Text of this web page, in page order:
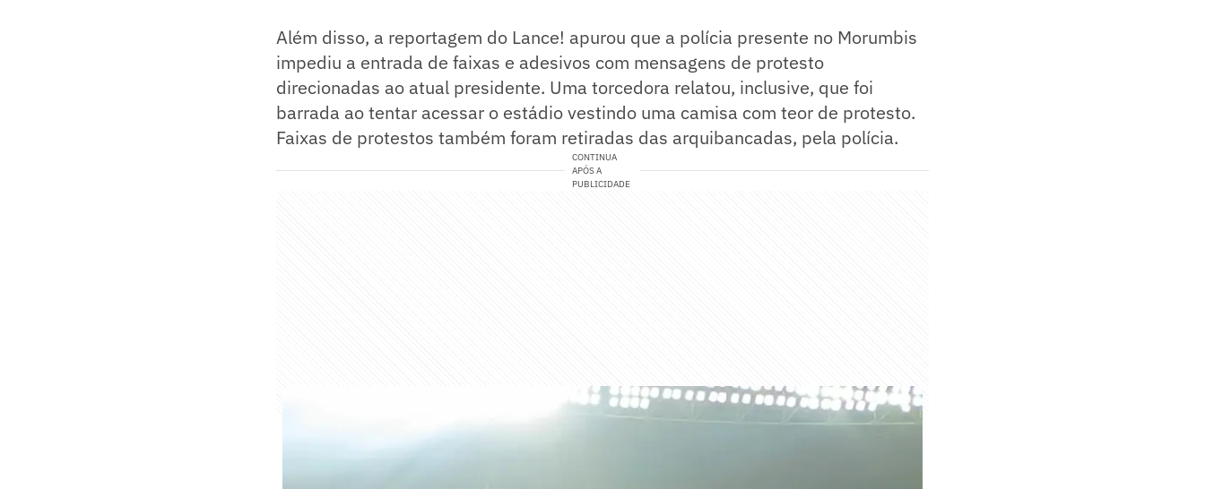
Além disso, a reportagem do Lance! apurou que a polícia presente no Morumbis
impediu a entrada de faixas e adesivos com mensagens de protesto
direcionadas ao atual presidente. Uma torcedora relatou, inclusive, que foi
barrada ao tentar acessar o estádio vestindo uma camisa com teor de protesto.
Faixas de protestos também foram retiradas das arquibancadas, pela polícia.
CONTINUA
APÓS A
PUBLICIDADE